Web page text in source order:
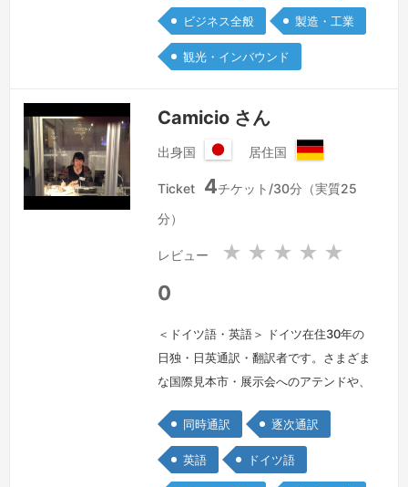
訳とご案内を数多く担当させていただき
ました。「予訳」でもこの経験を活かし
たいと思っています。 続きを見る »
ビジネス全般 製造・工業
観光・インバウンド
Camicio さん
出身国
本
居住国
イ
邦
Ticket 4チケット/30分（実質25
分）
レビュー ★ ★ ★ ★ ★
0
＜ドイツ語・英語＞ ドイツ在住30年の
日独・日英通訳・翻訳者です。さまざま
な国際見本市・展示会へのアテンドや、
クオフ・イベント、マーケティングリサ
ーチ、グループインタビュー、プレスワ
ークショップ、社内研修、打ち合わせな
同時通訳 逐次通訳
英語 ドイツ語